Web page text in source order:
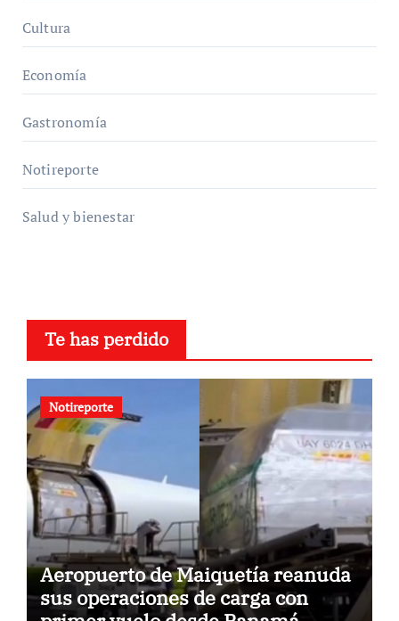
Cultura
Economía
Gastronomía
Notireporte
Salud y bienestar
Te has perdido
Notireporte
Aeropuerto de Maiquetía reanuda
sus operaciones de carga con